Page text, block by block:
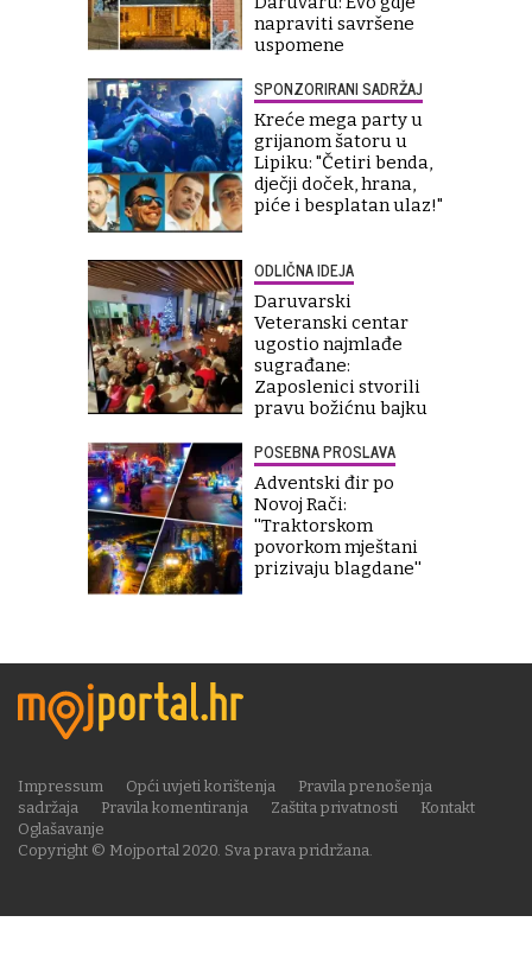
napraviti savršene
uspomene
SPONZORIRANI SADRŽAJ
Kreće mega party u
grijanom šatoru u
Lipiku: "Četiri benda,
dječji doček, hrana,
piće i besplatan ulaz!"
ODLIČNA IDEJA
Daruvarski
Veteranski centar
ugostio najmlađe
sugrađane:
Zaposlenici stvorili
pravu božićnu bajku
POSEBNA PROSLAVA
Adventski đir po
Novoj Rači:
''Traktorskom
povorkom mještani
prizivaju blagdane''
Copyright © Mojportal 2020. Sva prava pridržana.
Impressum Opći uvjeti korištenja
Pravila prenošenja
sadržaja
Pravila komentiranja Zaštita privatnosti
Kontakt
Oglašavanje